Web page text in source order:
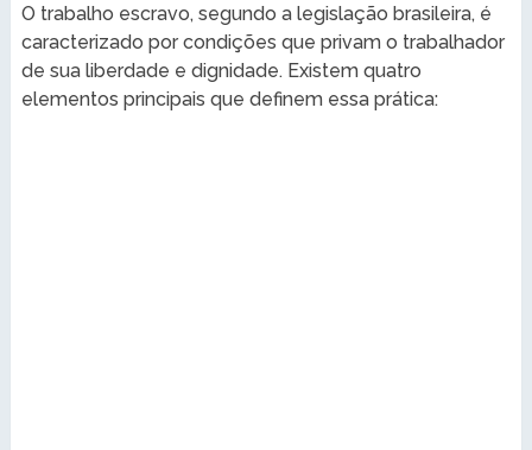
O trabalho escravo, segundo a legislação brasileira, é
caracterizado por condições que privam o trabalhador
de sua liberdade e dignidade. Existem quatro
elementos principais que definem essa prática: